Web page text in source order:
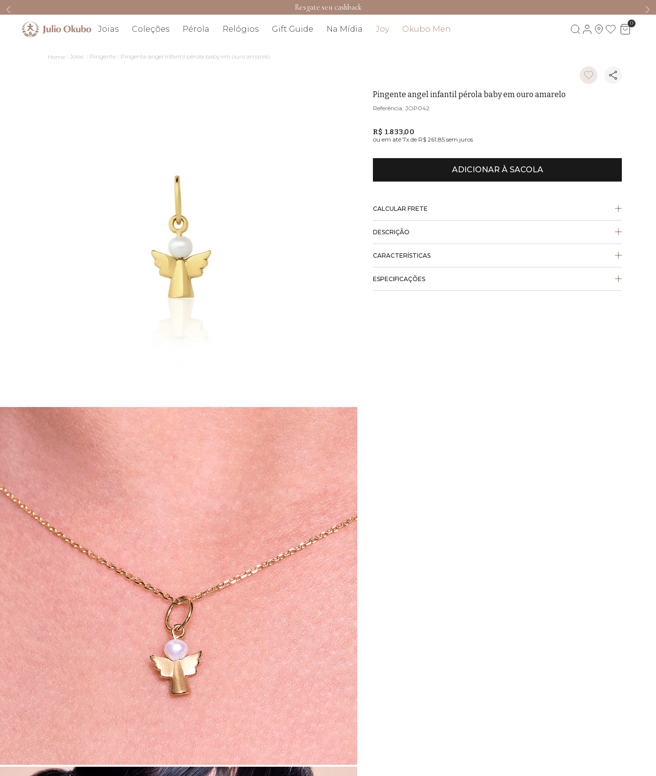
Resgate seu cashback
Joias Coleções Pérola Relógios Gift Guide Na Mídia Joy Okubo Men
0
Joias Pingente Pingente angel infantil pérola baby em ouro amarelo
Pingente angel infantil pérola baby em ouro amarelo
JOP042
R$ 1.833,00
ou em até7x de R$ 261,85 sem juros
ADICIONAR À SACOLA
CALCULAR FRETE
DESCRIÇÃO
CARACTERÍSTICAS
ESPECIFICAÇÕES